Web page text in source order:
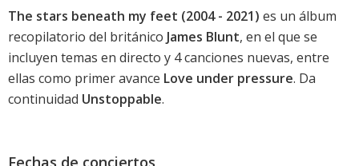
The stars beneath my feet (2004 - 2021) es un álbum
recopilatorio del británico James Blunt, en el que se
incluyen temas en directo y 4 canciones nuevas, entre
ellas como primer avance Love under pressure. Da
continuidad Unstoppable.